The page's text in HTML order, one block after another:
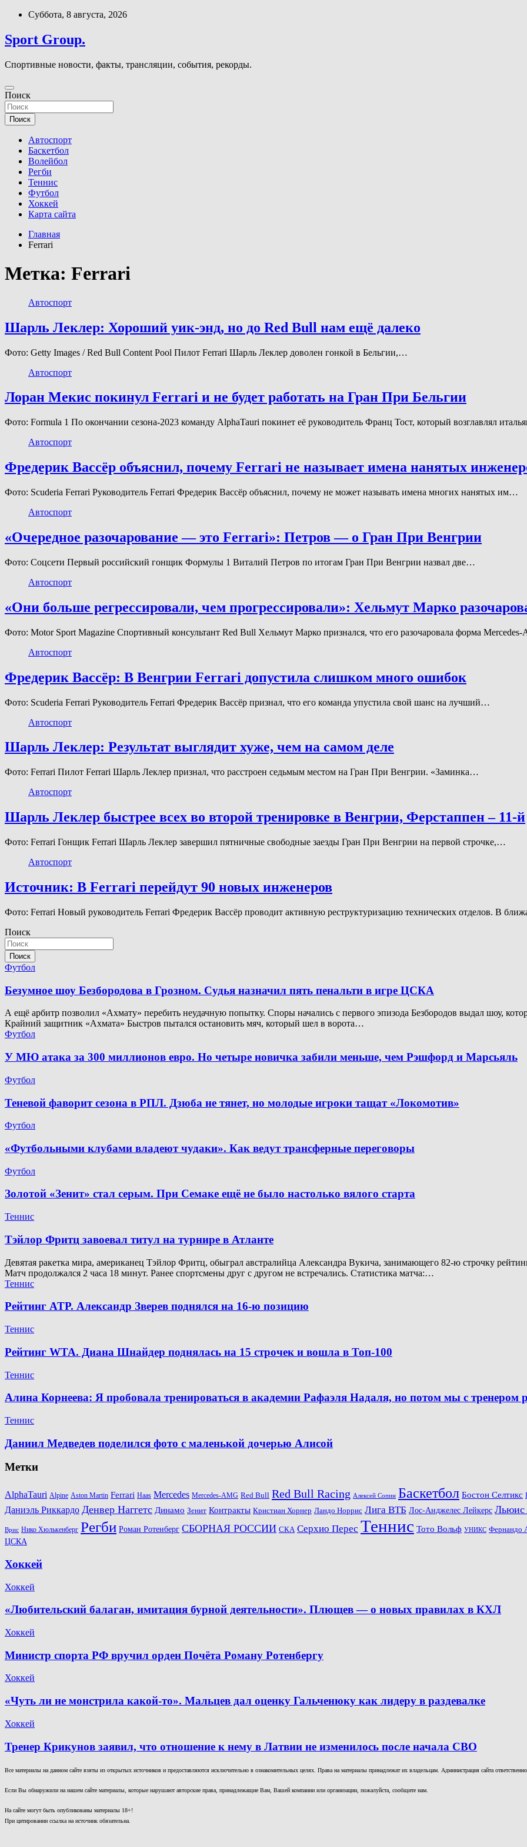
Перейти
содержимому
Суббота, 8 августа, 2026
Sport Group.
Спортивные новости, факты, трансляции, события, рекорды.
Поиск
Поиск
Автоспорт
Баскетбол
Волейбол
Регби
Теннис
Футбол
Хоккей
Карта сайта
Главная
Ferrari
Метка: Ferrari
Автоспорт
Шарль Леклер: Хороший уик-энд, но до Red Bull нам ещё далеко
Фото: Getty Images / Red Bull Content Pool Пилот Ferrari Шарль Леклер доволен гонкой в Бельгии,…
Автоспорт
Лоран Мекис покинул Ferrari и не будет работать на Гран При Бельгии
Фото: Formula 1 По окончании сезона-2023 команду AlphaTauri покинет её руководитель Франц Тост, который возглавлял
Автоспорт
Фредерик Вассёр объяснил, почему Ferrari не называет имена нанятых
Фото: Scuderia Ferrari Руководитель Ferrari Фредерик Вассёр объяснил, почему не может называть имена многих нанятых им…
Автоспорт
«Очередное разочарование — это Ferrari»: Петров — о Гран При Венгрии
Фото: Соцсети Первый российский гонщик Формулы 1 Виталий Петров по итогам Гран При Венгрии назвал две…
Автоспорт
«Они больше регрессировали, чем прогрессировали»: Хельмут Марко
Фото: Motor Sport Magazine Спортивный консультант Red Bull Хельмут Марко признался, что его разочаровала форма
Автоспорт
Фредерик Вассёр: В Венгрии Ferrari допустила слишком много ошибок
Фото: Scuderia Ferrari Руководитель Ferrari Фредерик Вассёр признал, что его команда упустила свой шанс на лучший…
Автоспорт
Шарль Леклер: Результат выглядит хуже, чем на самом деле
Фото: Ferrari Пилот Ferrari Шарль Леклер признал, что расстроен седьмым местом на Гран При Венгрии. «Заминка…
Автоспорт
Шарль Леклер быстрее всех во второй тренировке в Венгрии, Ферстаппен – 11-й
Фото: Ferrari Гонщик Ferrari Шарль Леклер завершил пятничные свободные заезды Гран При Венгрии на первой строчке,…
Автоспорт
Источник: В Ferrari перейдут 90 новых инженеров
Фото: Ferrari Новый руководитель Ferrari Фредерик Вассёр проводит активную реструктуризацию технических отделов. В
Поиск
Поиск
Футбол
Безумное шоу Безбородова в Грозном. Судья назначил пять пенальти в игре ЦСКА
А ещё арбитр позволил «Ахмату» перебить неудачную попытку. Споры начались с первого эпизода Безбородов выдал шоу,
Крайний защитник «Ахмата» Быстров пытался остановить мяч, который шел в ворота…
Футбол
У МЮ атака за 300 миллионов евро. Но четыре новичка забили меньше, чем Рэшфорд и Марсьяль
Футбол
Теневой фаворит сезона в РПЛ. Дзюба не тянет, но молодые игроки тащат «Локомотив»
Футбол
«Футбольными клубами владеют чудаки». Как ведут трансферные переговоры
Футбол
Золотой «Зенит» стал серым. При Семаке ещё не было настолько вялого старта
Теннис
Тэйлор Фритц завоевал титул на турнире в Атланте
Девятая ракетка мира, американец Тэйлор Фритц, обыграл австралийца Александра Вукича, занимающего 82-ю строчку
Матч продолжался 2 часа 18 минут. Ранее спортсмены друг с другом не встречались. Статистика матча:…
Теннис
Рейтинг ATP. Александр Зверев поднялся на 16-ю позицию
Теннис
Рейтинг WTA. Диана Шнайдер поднялась на 15 строчек и вошла в Топ-100
Теннис
Алина Корнеева: Я пробовала тренироваться в академии Рафаэля Надаля, но потом мы с тренером
Теннис
Даниил Медведев поделился фото с маленькой дочерью Алисой
Метки
AlphaTauri Alpine Aston Martin Ferrari Haas Mercedes Mercedes-AMG Red Bull Red Bull Racing Алексей Сопин Баскетбол Бостон Селтикс
Даниэль Риккардо Денвер Наггетс Динамо Зенит Контракты Кристиан Хорнер Ландо Норрис Лига ВТБ Лос-Анджелес Лейкерс Льюис
Врис Нико Хюлькенберг Регби Роман Ротенберг СБОРНАЯ РОССИИ СКА Серхио Перес Теннис Тото Вольф УНИКС Фернандо
ЦСКА
Хоккей
Хоккей
«Любительский балаган, имитация бурной деятельности». Плющев — о новых правилах в КХЛ
Хоккей
Министр спорта РФ вручил орден Почёта Роману Ротенбергу
Хоккей
«Чуть ли не монстрила какой-то». Мальцев дал оценку Гальченюку как лидеру в раздевалке
Хоккей
Тренер Крикунов заявил, что отношение к нему в Латвии не изменилось после начала СВО
Все материалы на данном сайте взяты из открытых источников и предоставляются исключительно в ознакомительных целях. Права на материалы принадлежат их владельцам. Администрация сайта
Если Вы обнаружили на нашем сайте материалы, которые нарушают авторские права, принадлежащие Вам, Вашей компании или организации, пожалуйста, сообщите нам.
На сайте могут быть опубликованы материалы 18+!
При цитировании ссылка на источник обязательна.